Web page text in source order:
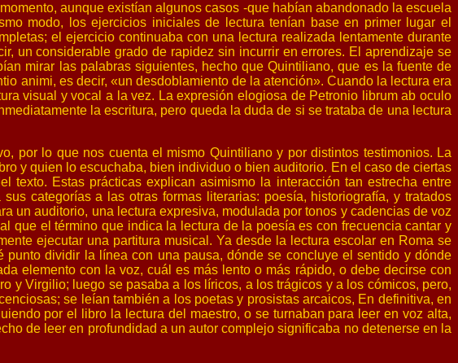
aunque existían algunos casos -que habían abandonado la escuela
modo, los ejercicios iniciales de lectura tenían base en primer lugar el
el ejercicio continuaba con una lectura realizada lentamente durante
un considerable grado de rapidez sin incurrir en errores. El aprendizaje se
mirar las palabras siguientes, hecho que Quintiliano, que es la fuente de
animi, es decir, «un desdoblamiento de la atención». Cuando la lectura era
visual y vocal a la vez. La expresión elogiosa de Petronio librum ab oculo
la escritura, pero queda la duda de si se trataba de una lectura
por lo que nos cuenta el mismo Quintiliano y por distintos testimonios. La
y quien lo escuchaba, bien individuo o bien auditorio. En el caso de ciertas
texto. Estas prácticas explican asimismo la interacción tan estrecha entre
categorías a las otras formas literarias: poesía, historiografía, y tratados
un auditorio, una lectura expresiva, modulada por tonos y cadencias de voz
que el término que indica la lectura de la poesía es con frecuencia cantar y
ejecutar una partitura musical. Ya desde la lectura escolar en Roma se
dividir la línea con una pausa, dónde se concluye el sentido y dónde
elemento con la voz, cuál es más lento o más rápido, o debe decirse con
y Virgilio; luego se pasaba a los líricos, a los trágicos y a los cómicos, pero,
se leían también a los poetas y prosistas arcaicos, En definitiva, en
por el libro la lectura del maestro, o se turnaban para leer en voz alta,
de leer en profundidad a un autor complejo significaba no detenerse en la